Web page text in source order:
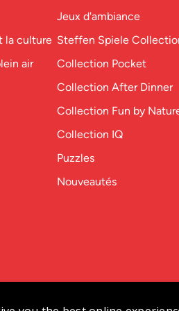
la culture
air
Jeux d'ambiance
Steffen Spiele
Collection Pocket
Collection After Dinner
Collection Fun by
Collection IQ
Puzzles
Nouveautés